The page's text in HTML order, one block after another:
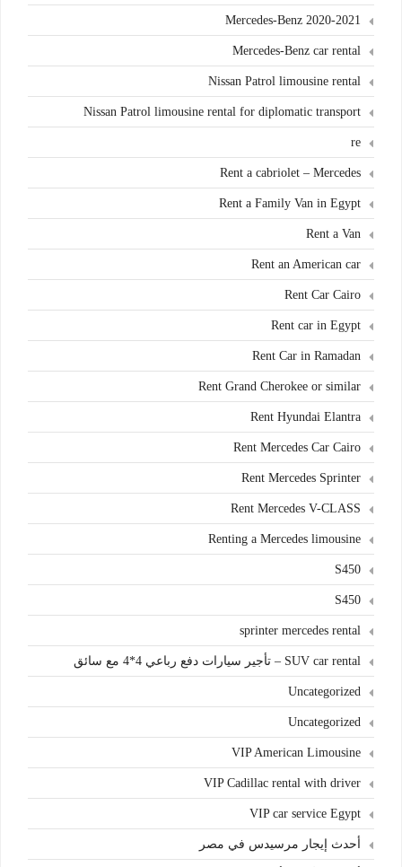
Mercedes-Benz 2020-2021
Mercedes-Benz car rental
Nissan Patrol limousine rental
Nissan Patrol limousine rental for diplomatic transport
re
Rent a cabriolet – Mercedes
Rent a Family Van in Egypt
Rent a Van
Rent an American car
Rent Car Cairo
Rent car in Egypt
Rent Car in Ramadan
Rent Grand Cherokee or similar
Rent Hyundai Elantra
Rent Mercedes Car Cairo
Rent Mercedes Sprinter
Rent Mercedes V-CLASS
Renting a Mercedes limousine
S450
S450
sprinter mercedes rental
SUV car rental – تأجير سيارات دفع رباعي 4*4 مع سائق
Uncategorized
Uncategorized
VIP American Limousine
VIP Cadillac rental with driver
VIP car service Egypt
أحدث إيجار مرسيدس في مصر